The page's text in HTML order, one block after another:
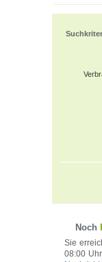
Noch
Sie
08:00